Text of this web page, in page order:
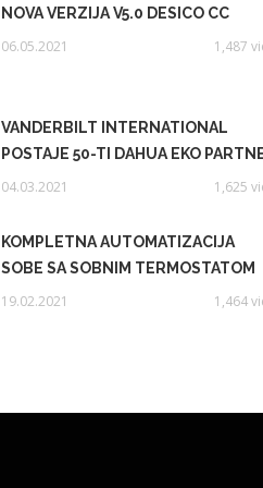
NOVA VERZIJA V5.0 DESICO CC
06.05.2021 1,487
VANDERBILT INTERNATIONAL
POSTAJE 50-TI DAHUA EKO
04.03.2021 1,625
KOMPLETNA AUTOMATIZACIJA
SOBE SA SOBNIM TERMOSTATOM
19.02.2021 1,464